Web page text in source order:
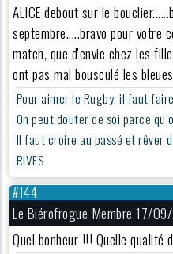
ALICE debout sur le
septembre.....bravo pour votre
match, que d'envie chez les
ont pas mal bousculé les bleues
Pour aimer le Rugby, il faut
On peut douter de soi parce
Il faut croire au passé et rêver
RIVES
#144
Le Biérofrogue Membre 17/
Quel bonheur !!! Quelle